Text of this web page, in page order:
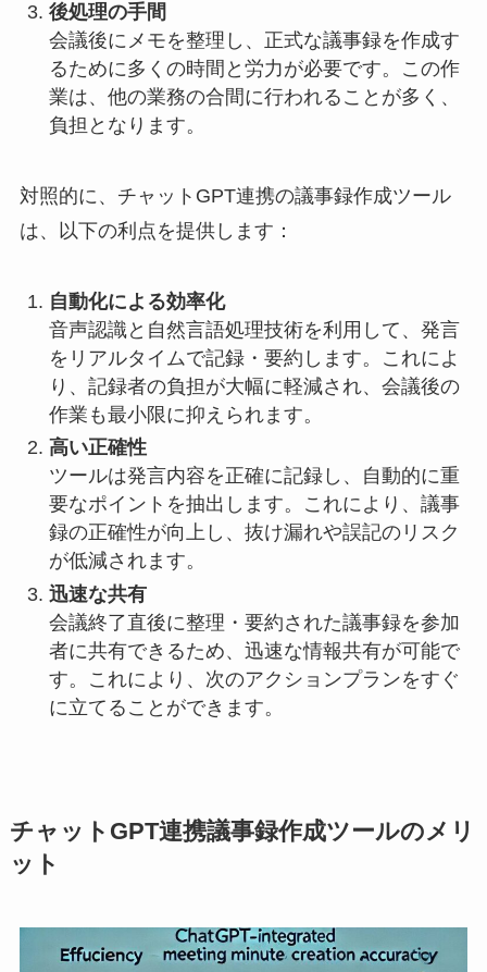
後処理の手間
会議後にメモを整理し、正式な議事録を作成す
るために多くの時間と労力が必要です。この作
業は、他の業務の合間に行われることが多く、
負担となります。
対照的に、チャットGPT連携の議事録作成ツール
は、以下の利点を提供します：
自動化による効率化
音声認識と自然言語処理技術を利用して、発言
をリアルタイムで記録・要約します。これによ
り、記録者の負担が大幅に軽減され、会議後の
作業も最小限に抑えられます。
高い正確性
ツールは発言内容を正確に記録し、自動的に重
要なポイントを抽出します。これにより、議事
録の正確性が向上し、抜け漏れや誤記のリスク
が低減されます。
迅速な共有
会議終了直後に整理・要約された議事録を参加
者に共有できるため、迅速な情報共有が可能で
す。これにより、次のアクションプランをすぐ
に立てることができます。
チャットGPT連携議事録作成ツールのメリ
ット